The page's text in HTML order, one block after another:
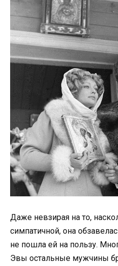
Даже невзирая на то,
симпатичной, она
не пошла ей на пользу.
Эвы остальные мужчины